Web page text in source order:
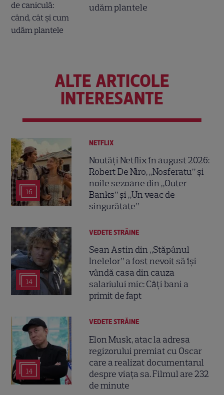
udăm plantele
ALTE ARTICOLE
INTERESANTE
16
NETFLIX
Noutăți Netflix în august 2026:
Robert De Niro, „Nosferatu” și
noile sezoane din „Outer
Banks” și „Un veac de
singurătate”
14
VEDETE STRĂINE
Sean Astin din „Stăpânul
Inelelor” a fost nevoit să își
vândă casa din cauza
salariului mic: Câți bani a
primit de fapt
14
VEDETE STRĂINE
Elon Musk, atac la adresa
regizorului premiat cu Oscar
care a realizat documentarul
despre viața sa. Filmul are 232
de minute